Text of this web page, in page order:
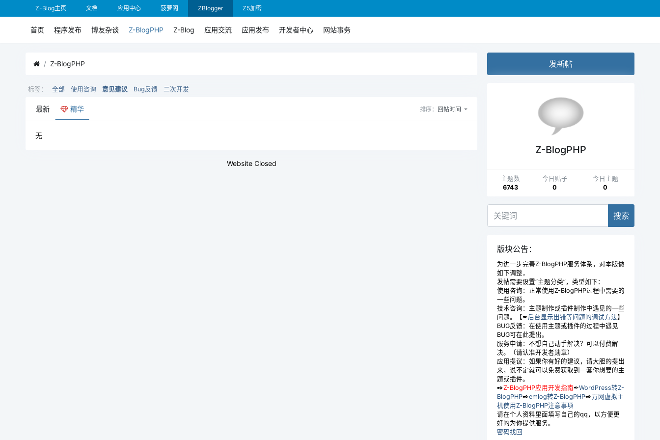
Z-Blog主页 文档 应用中心 菠萝阁 ZBlogger Z5加密
首页 程序发布 博友杂谈 Z-BlogPHP Z-Blog 应用交流 应用发布 开发者中心 网站事务
Z-BlogPHP
标签： 全部 使用咨询 意见建议 Bug反馈 二次开发
最新 精华 排序： 回帖时间
无
Website Closed
发新帖
Z-BlogPHP
主题数
6743
今日贴子
0
今日主题
0
搜索
版块公告：
为进一步完善Z-BlogPHP服务体系，对本版做
如下调整，
发帖需要设置“主题分类”，类型如下：
使用咨询：正常使用Z-BlogPHP过程中需要的
一些问题。
技术咨询：主题制作或插件制作中遇见的一些
问题。【✒后台显示出错等问题的调试方法】
BUG反馈：在使用主题或插件的过程中遇见
BUG可在此提出。
服务申请：不想自己动手解决？可以付费解
决。（请认准开发者勋章）
应用提议：如果你有好的建议，请大胆的提出
来，说不定就可以免费获取到一套你想要的主
题或插件。
✒Z-BlogPHP应用开发指南✒WordPress转Z-
BlogPHP✒emlog转Z-BlogPHP✒万网虚拟主
机使用Z-BlogPHP注意事项
请在个人资料里面填写自己的qq，以方便更
好的为你提供服务。
密码找回